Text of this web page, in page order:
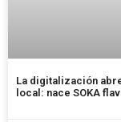
La digitalización
local: nace SOKA